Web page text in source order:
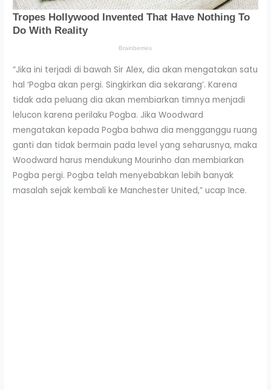
“Jika ini terjadi di bawah Sir Alex, dia akan mengatakan satu
hal ‘Pogba akan pergi. Singkirkan dia sekarang’. Karena
tidak ada peluang dia akan membiarkan timnya menjadi
lelucon karena perilaku Pogba. Jika Woodward
mengatakan kepada Pogba bahwa dia mengganggu ruang
ganti dan tidak bermain pada level yang seharusnya, maka
Woodward harus mendukung Mourinho dan membiarkan
Pogba pergi. Pogba telah menyebabkan lebih banyak
masalah sejak kembali ke Manchester United,” ucap Ince.